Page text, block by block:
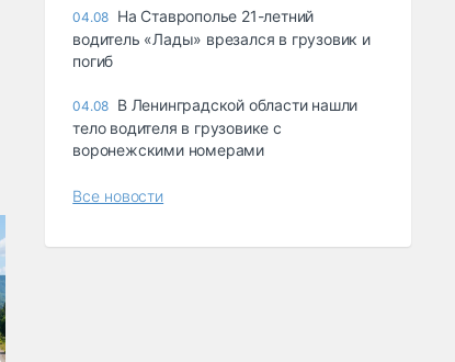
04.08 На Ставрополье 21-летний
водитель «Лады» врезался в грузовик и
погиб
04.08 В Ленинградской области нашли
тело водителя в грузовике с
воронежскими номерами
Все новости